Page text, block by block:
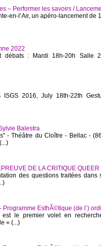
– Performer les savoirs /
en-l’Air, un apéro-lancement de
2022
débats : Mardi 18h-20h Salle
ISGS 2016, July 18th-22th
Balestra
- Théâtre du Cloître - Bellac -
DE LA CRITIQUE QUEER
des questions traitées dans
EsthÃ©tique (de l’)
le premier volet en
« (...)